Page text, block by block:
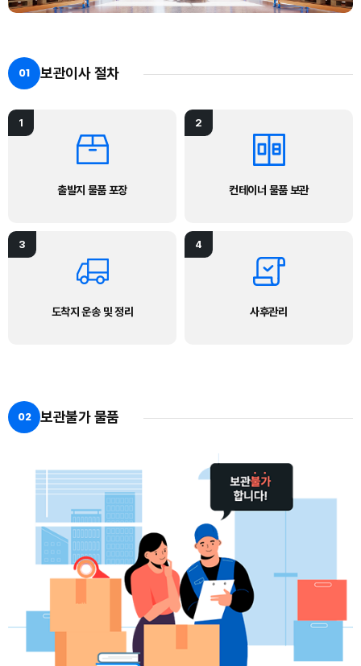
01 보관이사 절차
1
출발지 물품 포장
2
컨테이너 물품 보관
3
도착지 운송 및 정리
4
사후관리
02 보관불가 물품